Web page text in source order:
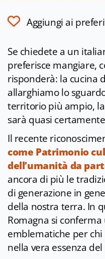
Aggiungi ai
Se chiedete a un
preferisce mangiare,
risponderà: la cucina
allarghiamo lo
territorio più ampio,
sarà quasi
Il recente
come Patrimonio
dell’umanità da
ancora di più le
di generazione in
della nostra terra. In
Romagna si
emblematiche per
nella vera essenza